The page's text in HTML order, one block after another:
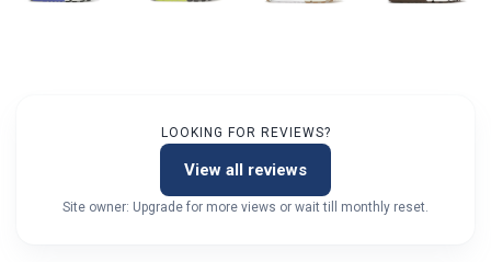
LOOKING FOR REVIEWS?
View all reviews
Site owner: Upgrade for more views or wait till monthly reset.